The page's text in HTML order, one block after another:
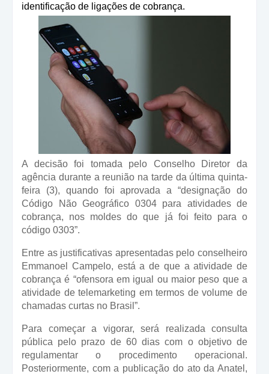
identificação de ligações de cobrança.
A decisão foi tomada pelo Conselho Diretor da
agência durante a reunião na tarde da última quinta-
feira (3), quando foi aprovada a “designação do
Código Não Geográfico 0304 para atividades de
cobrança, nos moldes do que já foi feito para o
código 0303”.
Entre as justificativas apresentadas pelo conselheiro
Emmanoel Campelo, está a de que a atividade de
cobrança é “ofensora em igual ou maior peso que a
atividade de telemarketing em termos de volume de
chamadas curtas no Brasil”.
Para começar a vigorar, será realizada consulta
pública pelo prazo de 60 dias com o objetivo de
regulamentar o procedimento operacional.
Posteriormente, com a publicação do ato da Anatel,